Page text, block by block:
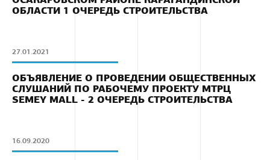
ОБЛАСТИ 1 ОЧЕРЕДЬ СТРОИТЕЛЬСТВА
27.01.2021
ОБЪЯВЛЕНИЕ О ПРОВЕДЕНИИ ОБЩЕСТВЕННЫХ
СЛУШАНИЙ ПО РАБОЧЕМУ ПРОЕКТУ МТРЦ
SEMEY MALL - 2 ОЧЕРЕДЬ СТРОИТЕЛЬСТВА
16.09.2020